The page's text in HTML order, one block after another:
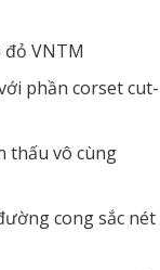
VNTM
phần corset cut-
thấu vô cùng
cong sắc nét